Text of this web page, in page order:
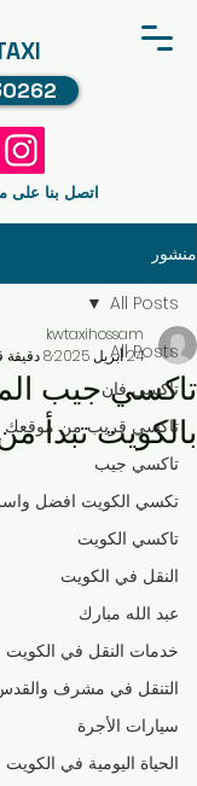
اتصل بنا على مدار
منشور
All Posts
تاكسي فان
تاكسي قريب من موقعك
تاكسي جيب
تكسي الكويت افضل
تاكسي الكويت
النقل في الكويت
عبد الله مبارك
خدمات النقل في الكويت
التنقل في مشرف
سيارات الأجرة
الحياة اليومية في الكويت
All Posts
تاكسي جيب
بالكويت تبدأ
kwtaxihossam
24 أبريل 2025
8 دقيقة قراءة